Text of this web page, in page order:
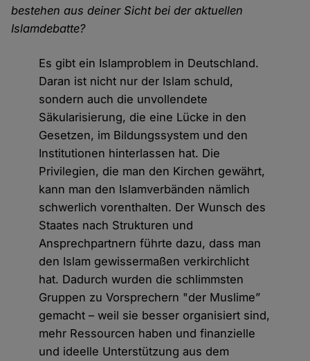
bestehen aus deiner Sicht bei der aktuellen
Islamdebatte?
Es gibt ein Islamproblem in Deutschland.
Daran ist nicht nur der Islam schuld,
sondern auch die unvollendete
Säkularisierung, die eine Lücke in den
Gesetzen, im Bildungssystem und den
Institutionen hinterlassen hat. Die
Privilegien, die man den Kirchen gewährt,
kann man den Islamverbänden nämlich
schwerlich vorenthalten. Der Wunsch des
Staates nach Strukturen und
Ansprechpartnern führte dazu, dass man
den Islam gewissermaßen verkirchlicht
hat. Dadurch wurden die schlimmsten
Gruppen zu Vorsprechern "der Muslime”
gemacht – weil sie besser organisiert sind,
mehr Ressourcen haben und finanzielle
und ideelle Unterstützung aus dem